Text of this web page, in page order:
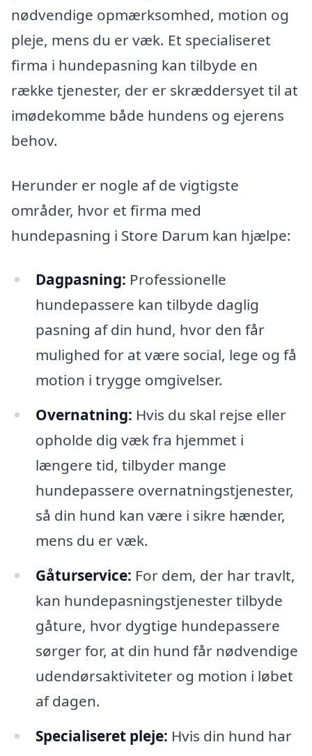
nødvendige opmærksomhed, motion og
pleje, mens du er væk. Et specialiseret
firma i hundepasning kan tilbyde en
række tjenester, der er skræddersyet til at
imødekomme både hundens og ejerens
behov.
Herunder er nogle af de vigtigste
områder, hvor et firma med
hundepasning i Store Darum kan hjælpe:
Dagpasning: Professionelle
hundepassere kan tilbyde daglig
pasning af din hund, hvor den får
mulighed for at være social, lege og få
motion i trygge omgivelser.
Overnatning: Hvis du skal rejse eller
opholde dig væk fra hjemmet i
længere tid, tilbyder mange
hundepassere overnatningstjenester,
så din hund kan være i sikre hænder,
mens du er væk.
Gåturservice: For dem, der har travlt,
kan hundepasningstjenester tilbyde
gåture, hvor dygtige hundepassere
sørger for, at din hund får nødvendige
udendørsaktiviteter og motion i løbet
af dagen.
Specialiseret pleje: Hvis din hund har